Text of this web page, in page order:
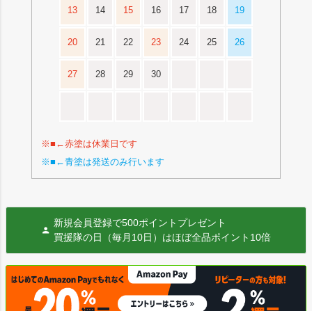
13 14 15 16 17 18 19
20 21 22 23 24 25 26
27 28 29 30
※■←赤塗は休業日です
※■←青塗は発送のみ行います
新規会員登録で500ポイントプレゼント
買援隊の日（毎月10日）はほぼ全品ポイント10倍